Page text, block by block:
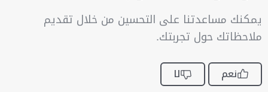
يمكنك مساعدتنا على التحسين من خلال تقديم
ملاحظاتك حول تجربتك.
نعم لا